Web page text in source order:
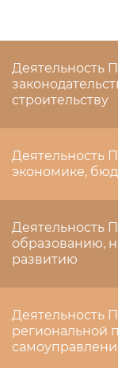
Деятельность
строительству
Деятельность
экономике,
Деятельность
образованию,
развитию
Деятельность
региональной